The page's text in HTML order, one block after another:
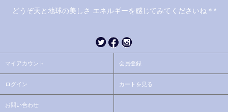
どうぞ天と地球の美しさ エネルギーを感じてみてくださいね＊*
マイアカウント 会員登録
ログイン カートを見る
お問い合わせ